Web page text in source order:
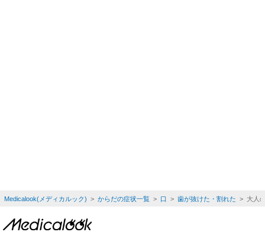
Medicalook(メディカルック) > からだの症状一覧> 口 > 歯が抜けた・割れた > 大人